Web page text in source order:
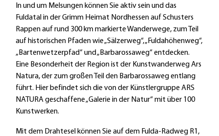
In und um Melsungen können Sie aktiv sein und das
Fuldatal in der Grimm Heimat Nordhessen auf Schusters
Rappen auf rund 300 km markierte Wanderwege, zum Teil
auf historischen Pfaden wie „Sälzerweg“, „Fuldahöhenweg“,
„Bartenwetzerpfad“ und „Barbarossaweg“ entdecken.
Eine Besonderheit der Region ist der Kunstwanderweg Ars
Natura, der zum großen Teil den Barbarossaweg entlang
führt. Hier befindet sich die von der Künstlergruppe ARS
NATURA geschaffene „Galerie in der Natur“ mit über 100
Kunstwerken.
Mit dem Drahtesel können Sie auf dem Fulda-Radweg R1,